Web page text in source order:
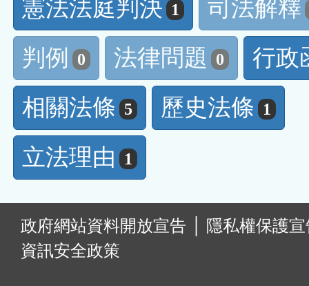
憲法法庭判決 1
司法解釋
判例
0 法律問題 0
行政
相關法條 5 歷史法條 1
立法理由 1
政府網站資料開放宣告
隱私權保護
資訊安全政策